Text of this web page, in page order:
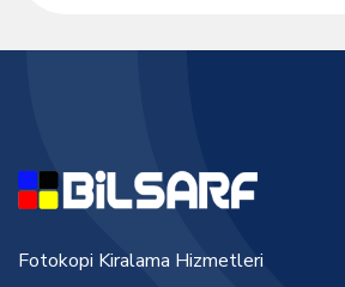
Fotokopi Kiralama Hizmetleri